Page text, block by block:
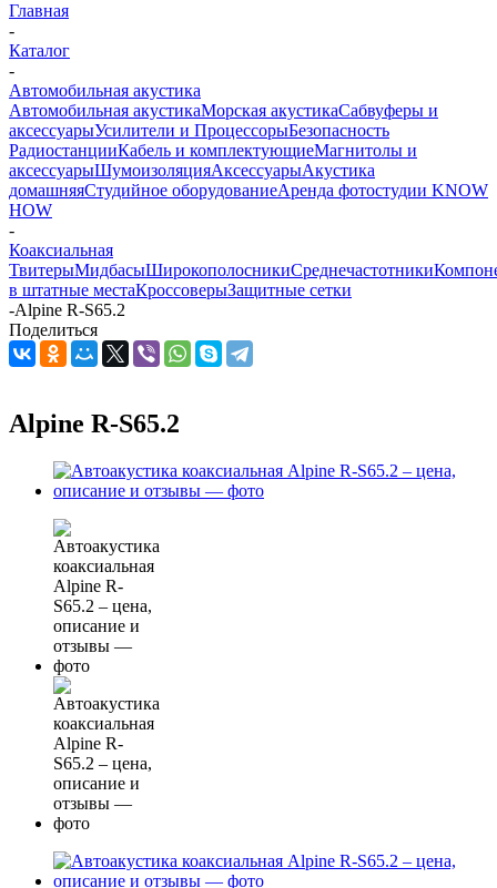
Главная
-
Каталог
-
Автомобильная акустика
Автомобильная акустикаМорская акустикаСабвуферы и
аксессуарыУсилители и ПроцессорыБезопасность
РадиостанцииКабель и комплектующиеМагнитолы и
аксессуарыШумоизоляцияАксессуарыАкустика
домашняяСтудийное оборудованиеАренда фотостудии KNOW
HOW
-
Коаксиальная
ТвитерыМидбасыШирокополосникиСреднечастотники
в штатные местаКроссоверыЗащитные сетки
-Alpine R-S65.2
Поделиться
Alpine R-S65.2